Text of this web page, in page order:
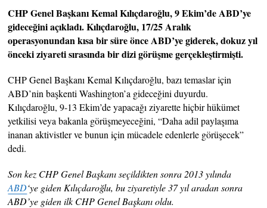
CHP Genel Başkanı Kemal Kılıçdaroğlu, 9 Ekim’de ABD’ye
gideceğini açıkladı. Kılıçdaroğlu, 17/25 Aralık
operasyonundan kısa bir süre önce ABD’ye giderek, dokuz yıl
önceki ziyareti sırasında bir dizi görüşme gerçekleştirmişti.
CHP Genel Başkanı Kemal Kılıçdaroğlu, bazı temaslar için
ABD’nin başkenti Washington’a gideceğini duyurdu.
Kılıçdaroğlu, 9-13 Ekim’de yapacağı ziyarette hiçbir hükümet
yetkilisi veya bakanla görüşmeyeceğini, “Daha adil paylaşıma
inanan aktivistler ve bunun için mücadele edenlerle görüşecek”
dedi.
Son kez CHP Genel Başkanı seçildikten sonra 2013 yılında
ABD‘ye giden Kılıçdaroğlu, bu ziyaretiyle 37 yıl aradan sonra
ABD’ye giden ilk CHP Genel Başkanı oldu.